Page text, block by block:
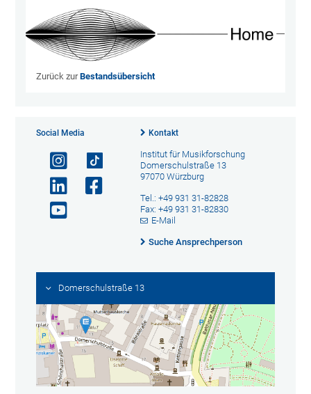
Zurück zurBestandsübersicht
Social Media Kontakt
Institut für Musikforschung
Domerschulstraße 13
97070 Würzburg
Tel.: +49 931 31-82828
Fax: +49 931 31-82830
E-Mail
Suche Ansprechperson
Domerschulstraße 13